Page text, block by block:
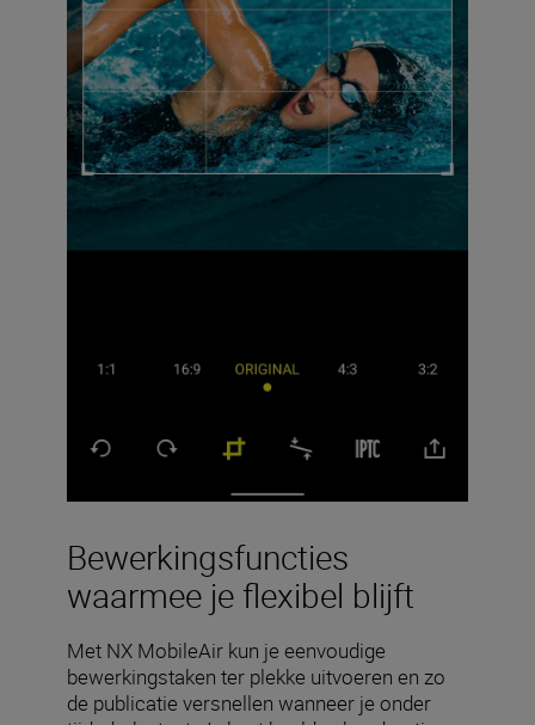
Bewerkingsfuncties
waarmee je flexibel blijft
Met NX MobileAir kun je eenvoudige
bewerkingstaken ter plekke uitvoeren en zo
de publicatie versnellen wanneer je onder